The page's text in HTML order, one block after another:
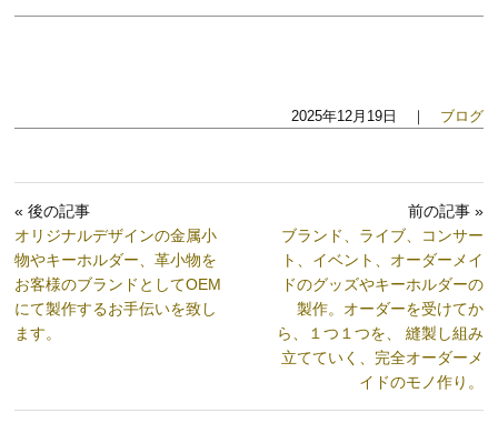
2025年12月19日 ｜ ブログ
« 後の記事
オリジナルデザインの金属小
物やキーホルダー、革小物を
お客様のブランドとしてOEM
にて製作するお手伝いを致し
ます。
前の記事 »
ブランド、ライブ、コンサー
ト、イベント、オーダーメイ
ドのグッズやキーホルダーの
製作。オーダーを受けてか
ら、１つ１つを、 縫製し組み
立てていく、完全オーダーメ
イドのモノ作り。